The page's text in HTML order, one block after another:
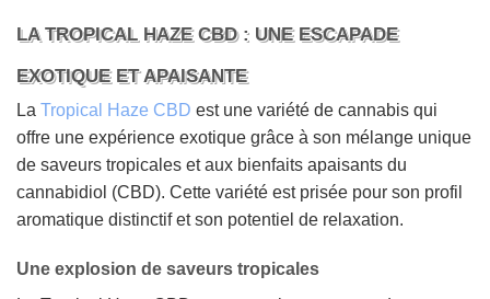
LA TROPICAL HAZE CBD : UNE ESCAPADE
EXOTIQUE ET APAISANTE
La Tropical Haze CBD est une variété de cannabis qui
offre une expérience exotique grâce à son mélange unique
de saveurs tropicales et aux bienfaits apaisants du
cannabidiol (CBD). Cette variété est prisée pour son profil
aromatique distinctif et son potentiel de relaxation.
Une explosion de saveurs tropicales